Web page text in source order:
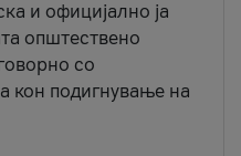
и официјално ја
општествено
со
кон подигнување на